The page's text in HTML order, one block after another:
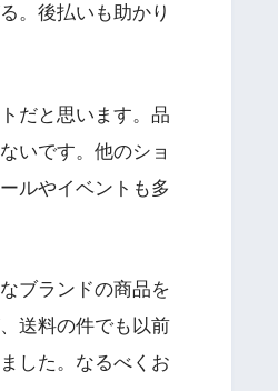
。後払いも助かり
だと思います。品
いです。他のショ
ルやイベントも多
ブランドの商品を
送料の件でも以前
した。なるべくお